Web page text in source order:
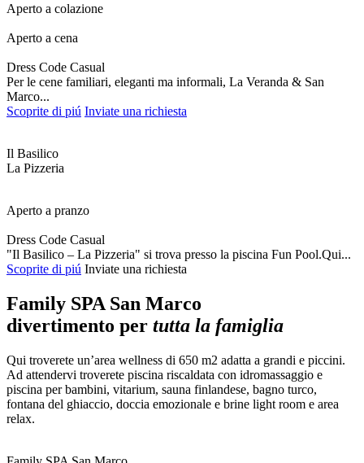
Aperto a colazione
Aperto a cena
Dress Code Casual
Per le cene familiari, eleganti ma informali, La Veranda & San
Marco...
Scoprite di piú Inviate una richiesta
Il Basilico
La Pizzeria
Aperto a pranzo
Dress Code Casual
"Il Basilico – La Pizzeria" si trova presso la piscina Fun Pool.Qui...
Scoprite di piú Inviate una richiesta
Family SPA San Marco
divertimento per tutta la famiglia
Qui troverete un’area wellness di 650 m2 adatta a grandi e piccini.
Ad attendervi troverete piscina riscaldata con idromassaggio e
piscina per bambini, vitarium, sauna finlandese, bagno turco,
fontana del ghiaccio, doccia emozionale e brine light room e area
relax.